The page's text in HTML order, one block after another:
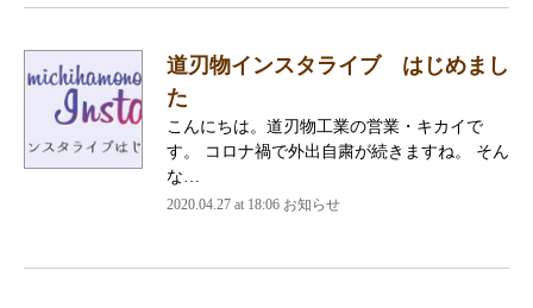
道刃物インスタライブ はじめまし
た
こんにちは。道刃物工業の営業・キカイで
す。 コロナ禍で外出自粛が続きますね。 そん
な…
2020.04.27 at 18:06 お知らせ